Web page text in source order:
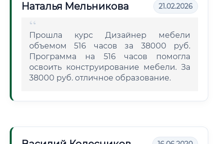
Наталья Мельникова 21.02.2026
Прошла курс Дизайнер мебели
объемом 516 часов за 38000 руб.
Программа на 516 часов помогла
освоить конструирование мебели. За
38000 руб. отличное образование.